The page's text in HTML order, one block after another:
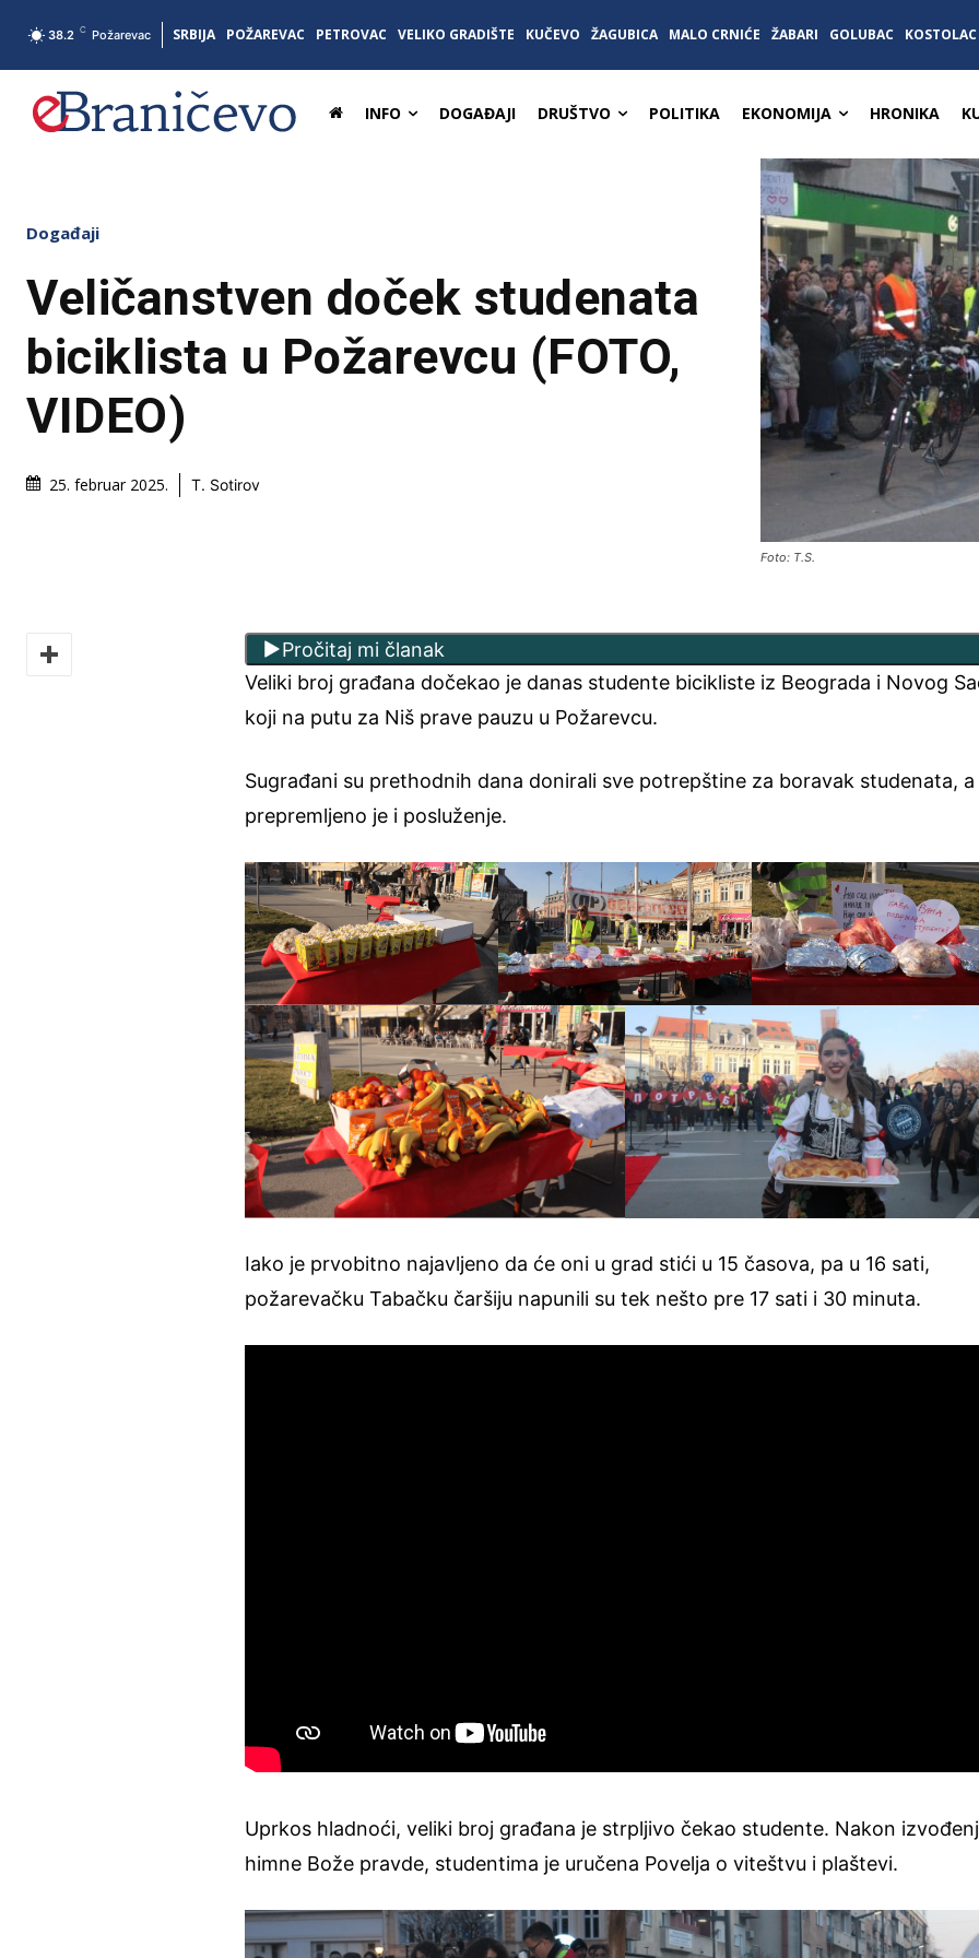
38.2 C Požarevac SRBIJA POŽAREVAC PETROVAC VELIKO GRADIŠTE KUČEVO ŽAGUBICA MALO CRNIĆE ŽABARI GOLUBAC KOSTOLAC
INFO DOGAĐAJI DRUŠTVO POLITIKA EKONOMIJA HRONIKA
Događaji
Veličanstven doček studenata
biciklista u Požarevcu (FOTO,
VIDEO)
25. februar 2025. T. Sotirov
Foto: T.S.
Pročitaj mi članak
Veliki broj građana dočekao je danas studente bicikliste iz Beograda i Novog
koji na putu za Niš prave pauzu u Požarevcu.
Sugrađani su prethodnih dana donirali sve potrepštine za boravak studenata, a
prepremljeno je i posluženje.
Iako je prvobitno najavljeno da će oni u grad stići u 15 časova, pa u 16 sati,
požarevačku Tabačku čaršiju napunili su tek nešto pre 17 sati i 30 minuta.
Uprkos hladnoći, veliki broj građana je strpljivo čekao studente. Nakon
himne Bože pravde, studentima je uručena Povelja o viteštvu i plaštevi.